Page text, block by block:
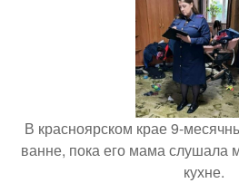
В красноярском крае 9-
ванне, пока его мама слушала
кухне.